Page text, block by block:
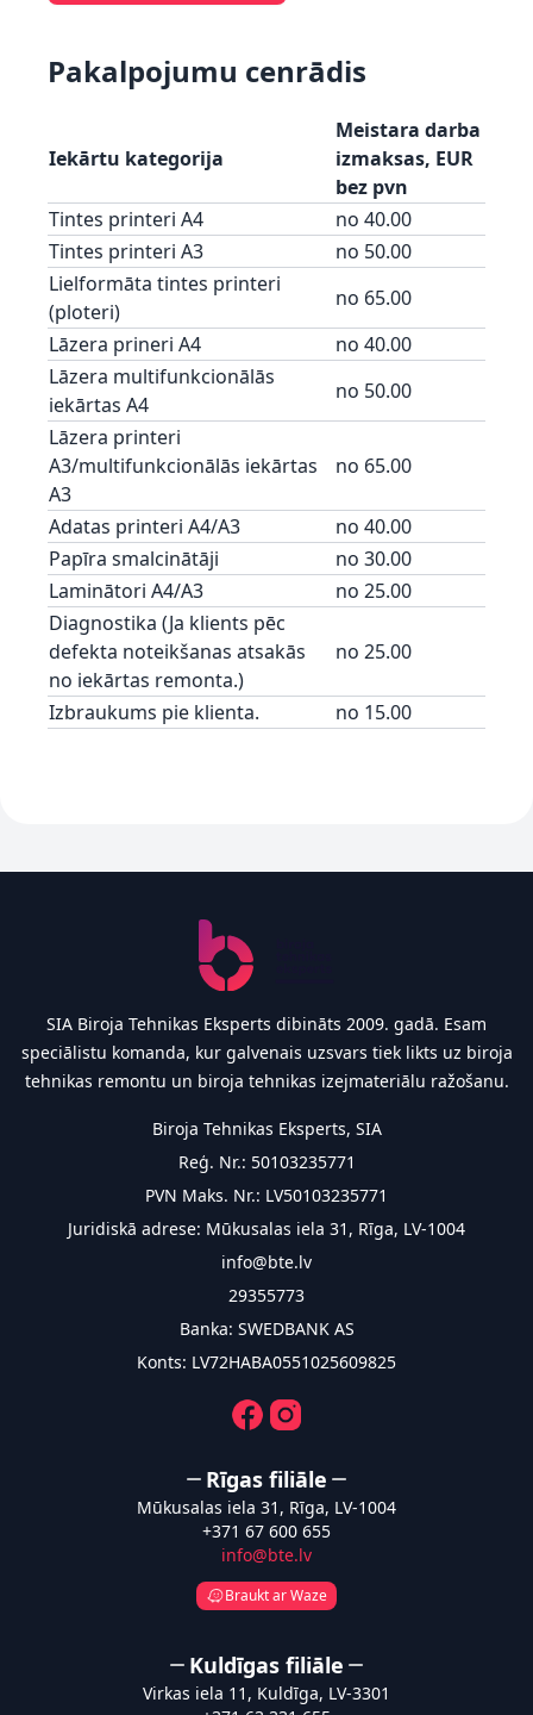
Pakalpojumu cenrādis
Iekārtu kategorija
Meistara darba
izmaksas, EUR
bez pvn
Tintes printeri A4
no 40.00
Tintes printeri A3
no 50.00
Lielformāta tintes printeri
(ploteri)
no 65.00
Lāzera prineri A4
no 40.00
Lāzera multifunkcionālās
iekārtas A4
no 50.00
Lāzera printeri
A3/multifunkcionālās iekārtas
A3
no 65.00
Adatas printeri A4/A3
no 40.00
Papīra smalcinātāji
no 30.00
Laminātori A4/A3
no 25.00
Diagnostika (Ja klients pēc
defekta noteikšanas atsakās
no iekārtas remonta.)
no 25.00
Izbraukums pie klienta. no 15.00
SIA Biroja Tehnikas Eksperts dibināts 2009. gadā. Esam
speciālistu komanda, kur galvenais uzsvars tiek likts uz biroja
tehnikas remontu un biroja tehnikas izejmateriālu ražošanu.
Biroja Tehnikas Eksperts, SIA
Reģ. Nr.: 50103235771
PVN Maks. Nr.: LV50103235771
Juridiskā adrese: Mūkusalas iela 31, Rīga, LV-1004
info@bte.lv
29355773
Banka: SWEDBANK AS
Konts: LV72HABA0551025609825
FacebookInstagram
Rīgas filiāle
Mūkusalas iela 31, Rīga, LV-1004
+371 67 600 655
info@bte.lv
Braukt ar Waze
Kuldīgas filiāle
Virkas iela 11, Kuldīga, LV-3301